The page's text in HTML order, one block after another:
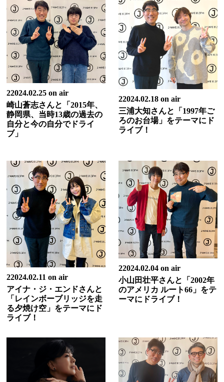
22024.02.25 on air
崎山蒼志さんと「2015年、
静岡県、当時13歳の過去の
自分と今の自分でドライ
ブ」
22024.02.18 on air
三浦大知さんと「1997年ご
ろのお台場」をテーマにド
ライブ！
22024.02.11 on air
アイナ・ジ・エンドさんと
「レインボーブリッジを走
る夕焼け空」をテーマにド
ライブ！
22024.02.04 on air
小山田壮平さんと「2002年
のアメリカ ルート66」をテ
ーマにドライブ！